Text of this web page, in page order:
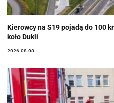
Kierowcy na S19 pojadą do 100
koło Dukli
2026-08-08